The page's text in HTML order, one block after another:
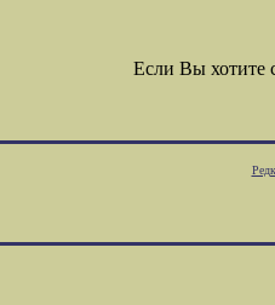
Если Вы хотите